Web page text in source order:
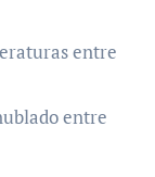
entre
entre